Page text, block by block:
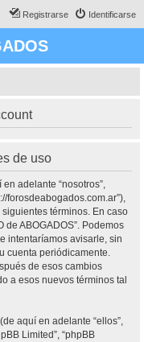
Identificarse
Registrarse
de uso
adelante “nosotros”,
forosdeabogados.com.ar”),
términos. En caso
de ABOGADOS”. Podemos
intentaríamos avisarle, sin
cuenta periódicamente.
de esos cambios
a esos nuevos términos tal
aquí en adelante “ellos”,
Limited”, “phpBB